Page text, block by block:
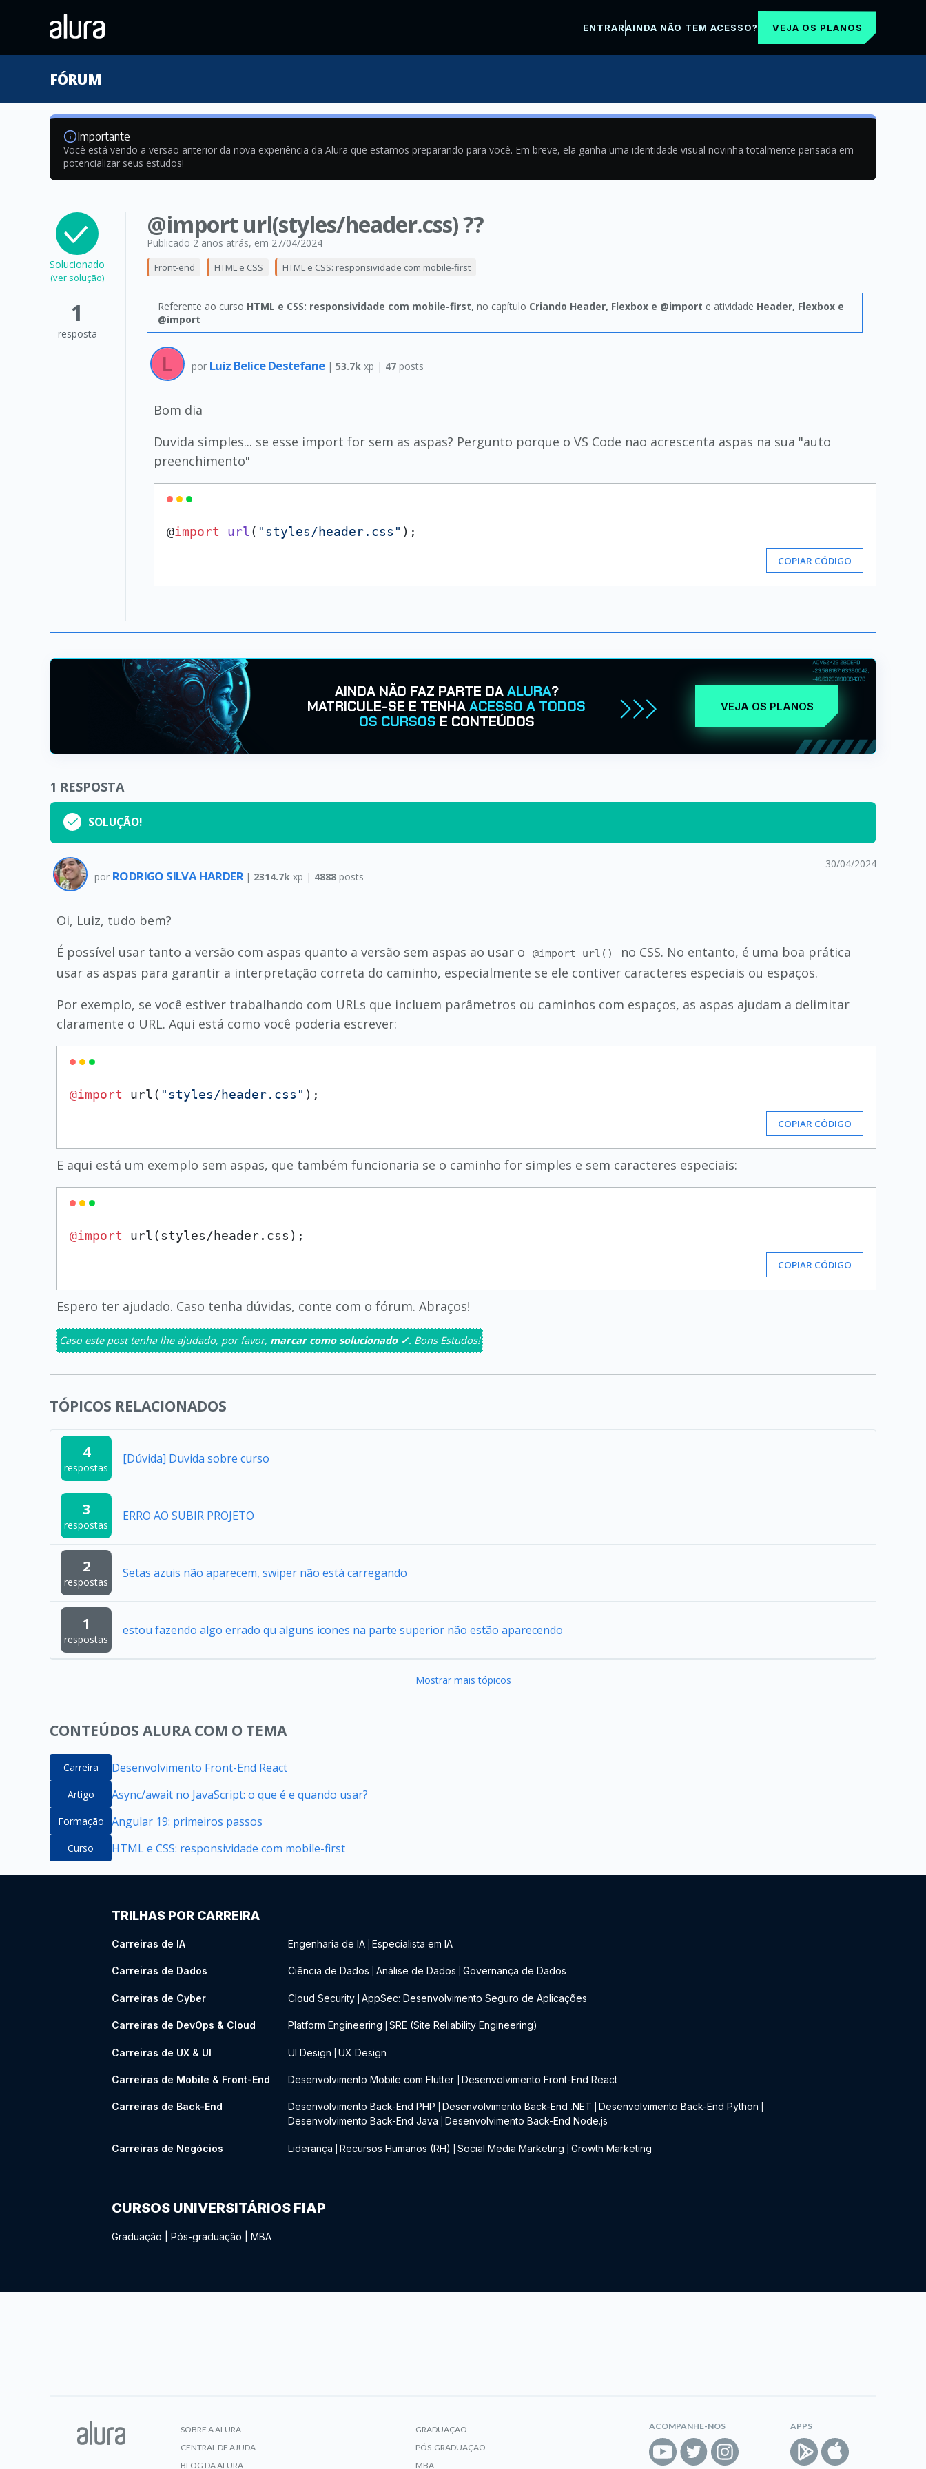
ENTRARAINDA NÃO TEM ACESSO? VEJA OS PLANOS
FÓRUM
Importante
Você está vendo a versão anterior da nova experiência da Alura que estamos preparando para você. Em breve, ela ganha uma identidade visual novinha totalmente pensada em
potencializar seus estudos!
Solucionado
(ver solução)
1
resposta
@import url(styles/header.css) ??
Publicado 2 anos atrás, em 27/04/2024
Front-end HTML e CSS HTML e CSS: responsividade com mobile-first
Referente ao curso HTML e CSS: responsividade com mobile-first, no capítulo Criando Header, Flexbox e @import e atividade Header, Flexbox e
@import
por Luiz Belice Destefane | 53.7k xp | 47posts
Bom dia
Duvida simples... se esse import for sem as aspas? Pergunto porque o VS Code nao acrescenta aspas na sua "auto
preenchimento"
@import url ( "styles/header.css" )
COPIAR CÓDIGO
AINDA NÃO FAZ PARTE DAALURA?
MATRICULE-SE E TENHAACESSO A TODOS
OS CURSOS E CONTEÚDOS
VEJA OS PLANOS
1 RESPOSTA
SOLUÇÃO!
por RODRIGO SILVA HARDER | 2314.7k xp | 4888 posts
30/04/2024
Oi, Luiz, tudo bem?
É possível usar tanto a versão com aspas quanto a versão sem aspas ao usar o
@import url()
no CSS. No entanto, é uma boa prática
usar as aspas para garantir a interpretação correta do caminho, especialmente se ele contiver caracteres especiais ou espaços.
Por exemplo, se você estiver trabalhando com URLs que incluem parâmetros ou caminhos com espaços, as aspas ajudam a delimitar
claramente o URL. Aqui está como você poderia escrever:
@import url( "styles/header.css"
COPIAR CÓDIGO
E aqui está um exemplo sem aspas, que também funcionaria se o caminho for simples e sem caracteres especiais:
@import
COPIAR CÓDIGO
Espero ter ajudado. Caso tenha dúvidas, conte com o fórum. Abraços!
Caso este post tenha lhe ajudado, por favor, marcar como solucionado ✓. Bons Estudos!
TÓPICOS RELACIONADOS
4
respostas
[Dúvida] Duvida sobre curso
3
respostas
ERRO AO SUBIR PROJETO
2
respostas
Setas azuis não aparecem, swiper não está carregando
1
respostas
estou fazendo algo errado qu alguns icones na parte superior não estão aparecendo
Mostrar mais tópicos
CONTEÚDOS ALURA COM O TEMA
Carreira Desenvolvimento Front-End React
Artigo Async/await no JavaScript: o que é e quando usar?
Formação Angular 19: primeiros passos
Curso HTML e CSS: responsividade com mobile-first
TRILHAS POR CARREIRA
Carreiras de IA Engenharia de IA Especialista em IA
Carreiras de Dados Ciência de Dados Análise de Dados Governança de Dados
Carreiras de Cyber Cloud Security AppSec: Desenvolvimento Seguro de Aplicações
Carreiras de DevOps & Cloud Platform Engineering SRE (Site Reliability Engineering)
Carreiras de UX & UI UI Design UX Design
Carreiras de Mobile & Front-End Desenvolvimento Mobile com Flutter Desenvolvimento Front-End React
Carreiras de Back-End Desenvolvimento Back-End PHP Desenvolvimento Back-End .NET Desenvolvimento Back-End Python
Desenvolvimento Back-End Java Desenvolvimento Back-End Node.js
Carreiras de Negócios Liderança Recursos Humanos (RH) Social Media Marketing Growth Marketing
CURSOS UNIVERSITÁRIOS FIAP
Graduação Pós-graduação MBA
SOBRE A ALURA
CENTRAL DE AJUDA
BLOG DA ALURA
GRADUAÇÃO
PÓS-GRADUAÇÃO
MBA
ACOMPANHE-NOS APPS